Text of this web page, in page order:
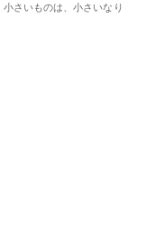
さいものは、小さいなり